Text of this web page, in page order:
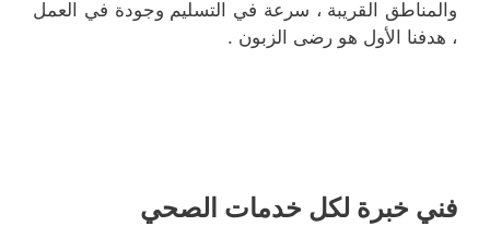
والمناطق القريبة ، سرعة في التسليم وجودة في العمل
، هدفنا الأول هو رضى الزبون .
فني خبرة لكل خدمات الصحي